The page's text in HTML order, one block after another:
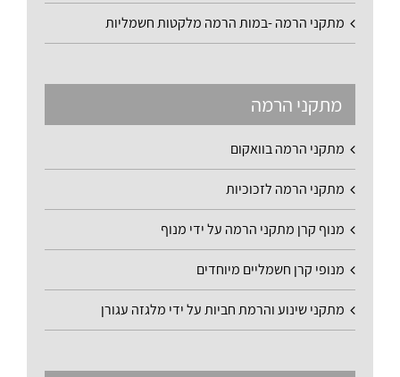
מתקני הרמה -במות הרמה מלקטות חשמליות
מתקני הרמה
מתקני הרמה בוואקום
מתקני הרמה לזכוכיות
מנוף קרן מתקני הרמה על ידי מנוף
מנופי קרן חשמליים מיוחדים
מתקני שינוע והרמת חביות על ידי מלגזה עגורן